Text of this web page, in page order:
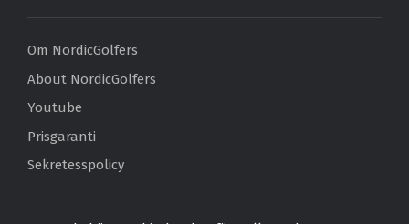
Om NordicGolfers
About NordicGolfers
Youtube
Prisgaranti
Sekretesspolicy